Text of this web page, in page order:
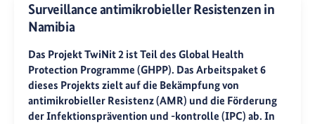
Surveillance antimikrobieller Resistenzen in
Namibia
Das Projekt TwiNit 2 ist Teil des Global Health
Protection Programme (GHPP). Das Arbeitspaket 6
dieses Projekts zielt auf die Bekämpfung von
antimikrobieller Resistenz (AMR) und die Förderung
der Infektionsprävention und -kontrolle (IPC) ab. In